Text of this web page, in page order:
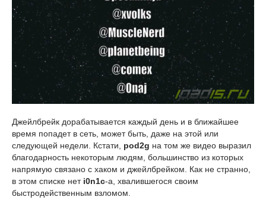
Джейлбрейк дорабатывается каждый день и в ближайшее
время попадет в сеть, может быть, даже на этой или
следующей недели. Кстати, pod2g на том же видео выразил
благодарность некоторым людям, большинство из которых
напрямую связано с хаком и джейлбрейком. Как не странно,
в этом списке нет i0n1c-а, хвалившегося своим
быстродейственным взломом.